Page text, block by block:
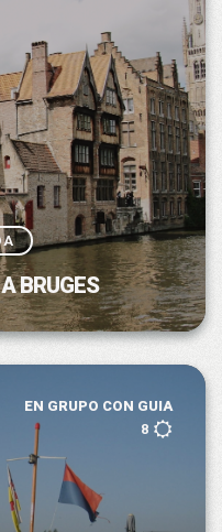
BRUGES
EN GRUPO CON GUIA
8